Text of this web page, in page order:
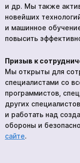
и др. Мы также
новейших
и машинное
повысить
Призыв к
Мы открыты для
специалистами со
программистов,
других
и работать над
обороны и
сайте.